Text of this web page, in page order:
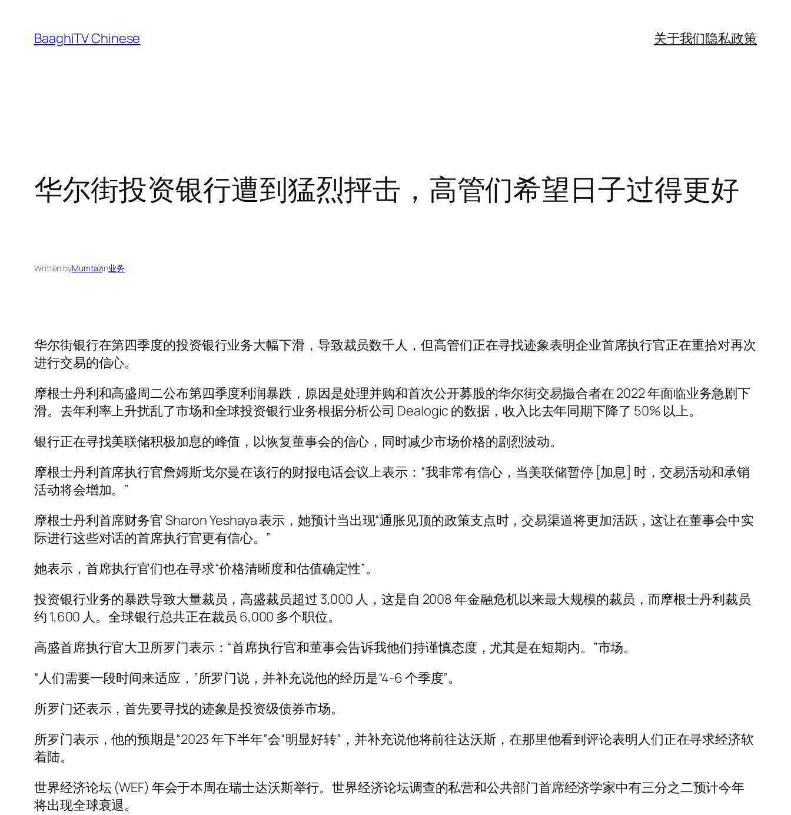
content
BaaghiTV Chinese 关于我们隐私政策
华尔街投资银行遭到猛烈抨击，高管们希望日子过得更好
Written byMumtazin业务
华尔街银行在第四季度的投资银行业务大幅下滑，导致裁员数千人，但高管们正在寻找迹象表明企业首席执行官正在重拾对再次
进行交易的信心。
摩根士丹利和高盛周二公布第四季度利润暴跌，原因是处理并购和首次公开募股的华尔街交易撮合者在 2022 年面临业务急剧下
滑。去年利率上升扰乱了市场和全球投资银行业务根据分析公司 Dealogic 的数据，收入比去年同期下降了 50% 以上。
银行正在寻找美联储积极加息的峰值，以恢复董事会的信心，同时减少市场价格的剧烈波动。
摩根士丹利首席执行官詹姆斯戈尔曼在该行的财报电话会议上表示：“我非常有信心，当美联储暂停 [加息] 时，交易活动和承销
活动将会增加。”
摩根士丹利首席财务官 Sharon Yeshaya 表示，她预计当出现“通胀见顶的政策支点时，交易渠道将更加活跃，这让在董事会中实
际进行这些对话的首席执行官更有信心。”
她表示，首席执行官们也在寻求“价格清晰度和估值确定性”。
投资银行业务的暴跌导致大量裁员，高盛裁员超过 3,000 人，这是自 2008 年金融危机以来最大规模的裁员，而摩根士丹利裁员
约 1,600 人。全球银行总共正在裁员 6,000 多个职位。
高盛首席执行官大卫所罗门表示：“首席执行官和董事会告诉我他们持谨慎态度，尤其是在短期内。”市场。
“人们需要一段时间来适应，”所罗门说，并补充说他的经历是“4-6 个季度”。
所罗门还表示，首先要寻找的迹象是投资级债券市场。
所罗门表示，他的预期是“2023 年下半年”会“明显好转”，并补充说他将前往达沃斯，在那里他看到评论表明人们正在寻求经济软
着陆。
世界经济论坛 (WEF) 年会于本周在瑞士达沃斯举行。世界经济论坛调查的私营和公共部门首席经济学家中有三分之二预计今年
将出现全球衰退。